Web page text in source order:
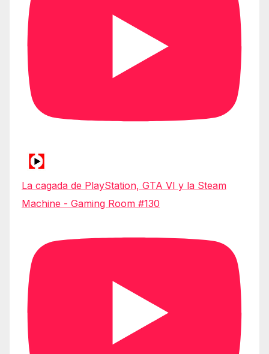
La cagada de PlayStation, GTA VI y la Steam
Machine - Gaming Room #130